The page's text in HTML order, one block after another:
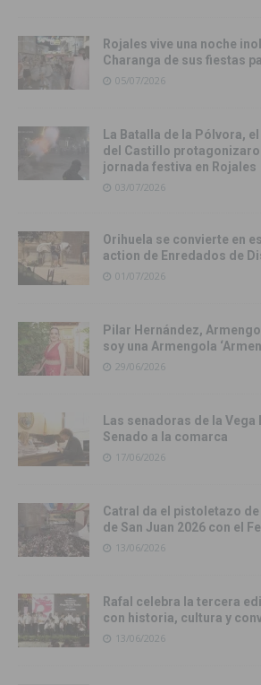
Rojales vive una noche
Charanga de sus fiestas
05/07/2026
La Batalla de la Pólvora,
del Castillo
jornada festiva en Rojales
03/07/2026
Orihuela se convierte en
action de Enredados de
01/07/2026
Pilar Hernández,
soy una Armengola
29/06/2026
Las senadoras de la Vega
Senado a la comarca
17/06/2026
Catral da el pistoletazo
de San Juan 2026 con el
13/06/2026
Rafal celebra la tercera
con historia, cultura y
13/06/2026